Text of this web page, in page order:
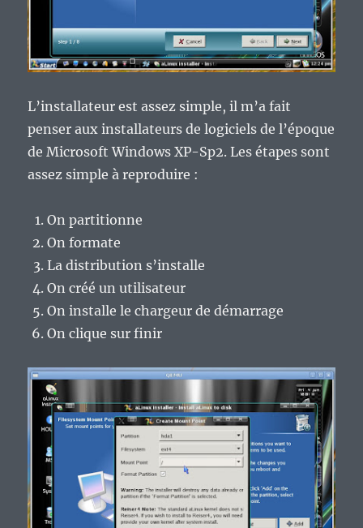
L’installateur est assez simple, il m’a fait
penser aux installateurs de logiciels de l’époque
de Microsoft Windows XP-Sp2. Les étapes sont
assez simple à reproduire :
On partitionne
On formate
La distribution s’installe
On créé un utilisateur
On installe le chargeur de démarrage
On clique sur finir